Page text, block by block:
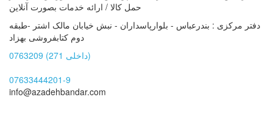
حمل کالا / ارائه خدمات بصورت آنلاین
دفتر مرکزی : بندرعباس - بلوارپاسداران - نبش خیابان مالک اشتر -طبقه
دوم کتابفروشی بهزاد
0763209 (داخلی 271)
07633444201-9
info@azadehbandar.com